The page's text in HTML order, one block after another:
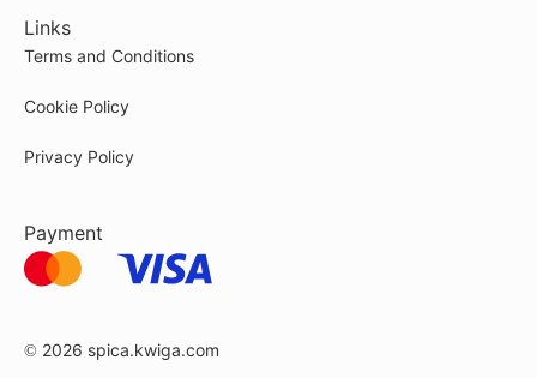
Links
Terms and Conditions
Cookie Policy
Privacy Policy
Payment
© 2026 spica.kwiga.com